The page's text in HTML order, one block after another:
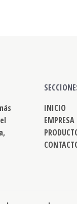
INICIO
EMPRESA